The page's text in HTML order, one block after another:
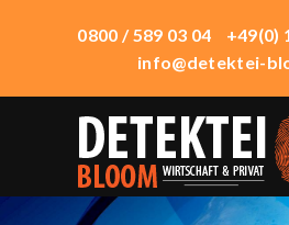
ÜBER UNS
0800 / 589 03 04
+49(0)
info@detektei-